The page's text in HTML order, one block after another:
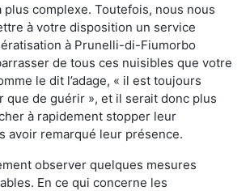
plus complexe. Toutefois, nous nous
à votre disposition un service
à Prunelli-di-Fiumorbo
de tous ces nuisibles que votre
le dit l’adage, « il est toujours
que de guérir », et il serait donc plus
à rapidement stopper leur
avoir remarqué leur présence.
observer quelques mesures
En ce qui concerne les